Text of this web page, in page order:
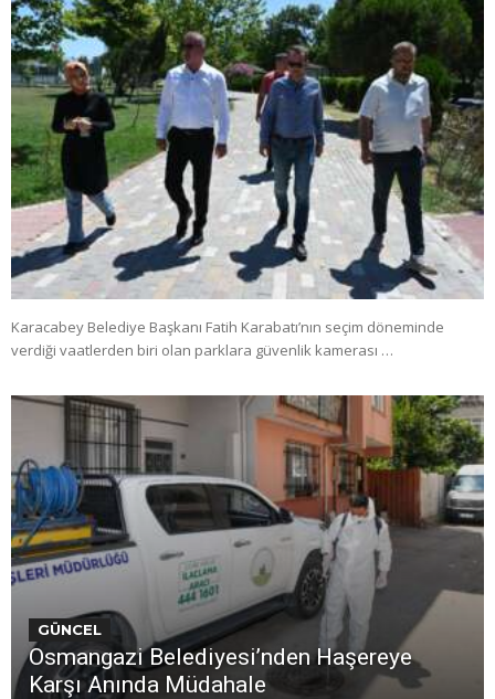
Karacabey Belediye Başkanı Fatih Karabatı’nın seçim döneminde
verdiği vaatlerden biri olan parklara güvenlik kamerası …
GÜNCEL
Osmangazi Belediyesi’nden Haşereye
Karşı Anında Müdahale